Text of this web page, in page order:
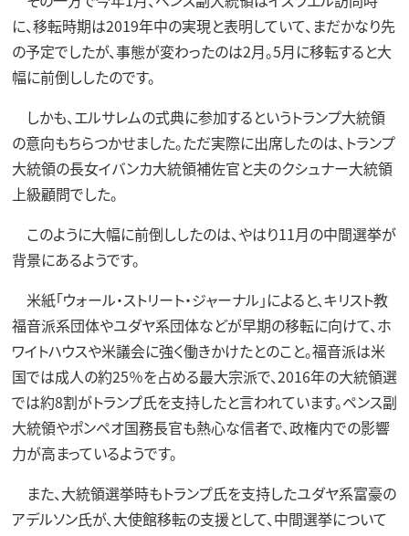
に、移転時期は2019年中の実現と表明していて、まだかなり先
の予定でしたが、事態が変わったのは2月。5月に移転すると大
幅に前倒ししたのです。
しかも、エルサレムの式典に参加するというトランプ大統領
の意向もちらつかせました。ただ実際に出席したのは、トランプ
大統領の長女イバンカ大統領補佐官と夫のクシュナー大統領
上級顧問でした。
このように大幅に前倒ししたのは、やはり11月の中間選挙が
背景にあるようです。
米紙「ウォール・ストリート・ジャーナル」によると、キリスト教
福音派系団体やユダヤ系団体などが早期の移転に向けて、ホ
ワイトハウスや米議会に強く働きかけたとのこと。福音派は米
国では成人の約25％を占める最大宗派で、2016年の大統領選
では約8割がトランプ氏を支持したと言われています。ペンス副
大統領やポンペオ国務長官も熱心な信者で、政権内での影響
力が高まっているようです。
また、大統領選挙時もトランプ氏を支持したユダヤ系富豪の
アデルソン氏が、大使館移転の支援として、中間選挙について